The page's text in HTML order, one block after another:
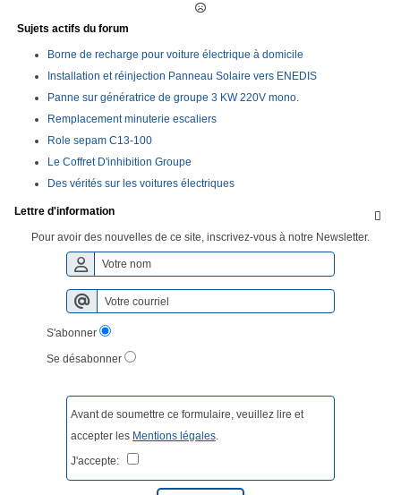
Sujets actifs du forum
Borne de recharge pour voiture électrique à domicile
Installation et réinjection Panneau Solaire vers ENEDIS
Panne sur génératrice de groupe 3 KW 220V mono.
Remplacement minuterie escaliers
Role sepam C13-100
Le Coffret D'inhibition Groupe
Des vérités sur les voitures électriques

Lettre d'information
Pour avoir des nouvelles de ce site, inscrivez-vous à notre Newsletter.
S'abonner
Se désabonner
Avant de soumettre ce formulaire, veuillez lire et
accepter les Mentions légales.
J'accepte: